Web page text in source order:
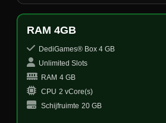
RAM 4GB
DediGames® Box 4 GB
Unlimited Slots
RAM 4 GB
CPU 2 vCore(s)
Schijfruimte 20 GB